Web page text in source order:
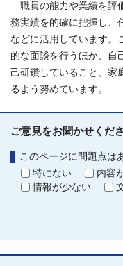
職員の能力や業績を評
務実績を的確に把握し、
などに活用しています。
的な面談を行うほか、自
己研鑽していること、家
るよう努めています。
ご意見をお聞かせくださ
このページに問題点は
特にない
内容
情報が少ない